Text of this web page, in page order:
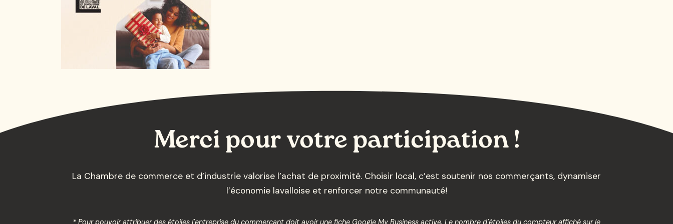
Merci pour votre participation !
La Chambre de commerce et d’industrie valorise l’achat de proximité. Choisir local, c’est soutenir nos commerçants, dynamiser
l’économie lavalloise et renforcer notre communauté!
* Pour pouvoir attribuer des étoiles l’entreprise du commerçant doit avoir une fiche Google My Business active. Le nombre d’étoiles du compteur affiché sur le